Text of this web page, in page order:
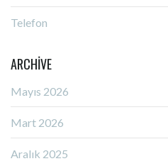
Telefon
ARCHIVE
Mayıs 2026
Mart 2026
Aralık 2025